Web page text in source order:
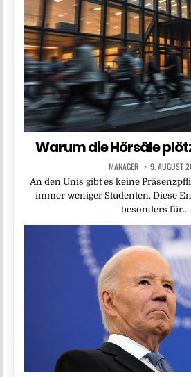
Warum die Hörsäle
MANAGER 9. AUGUST
An den Unis gibt es keine
immer weniger Studenten. Diese
besonders für…